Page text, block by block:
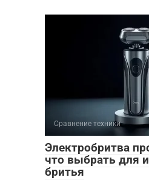
Сравнение техники
Электробритва
что выбрать для
бритья